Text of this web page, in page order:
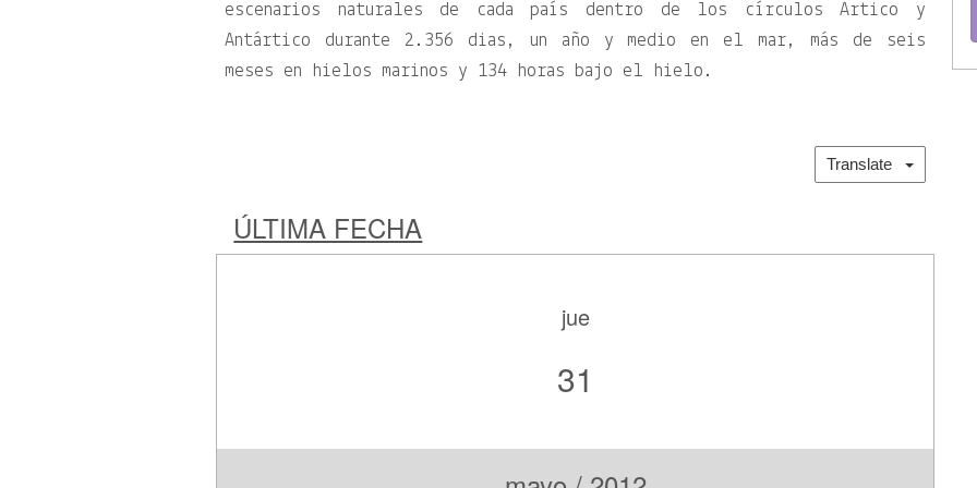
escenarios naturales de cada país dentro de los círculos Ártico y
Antártico durante 2.356 dias, un año y medio en el mar, más de seis
meses en hielos marinos y 134 horas bajo el hielo.
Translate
ÚLTIMA FECHA
jue
31